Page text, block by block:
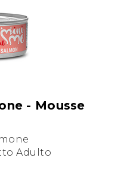
- Mousse
Adulto